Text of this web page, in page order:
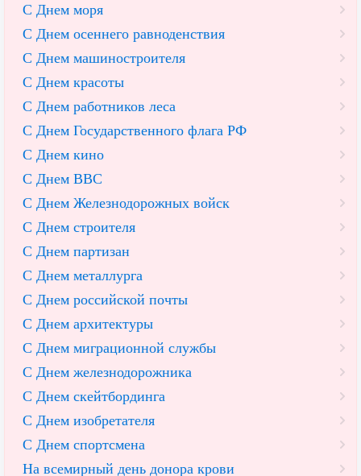
С Днем моря
С Днем осеннего равноденствия
С Днем машиностроителя
С Днем красоты
С Днем работников леса
С Днем Государственного флага РФ
С Днем кино
С Днем ВВС
С Днем Железнодорожных войск
С Днем строителя
С Днем партизан
С Днем металлурга
С Днем российской почты
С Днем архитектуры
С Днем миграционной службы
С Днем железнодорожника
С Днем скейтбординга
С Днем изобретателя
С Днем спортсмена
На всемирный день донора крови